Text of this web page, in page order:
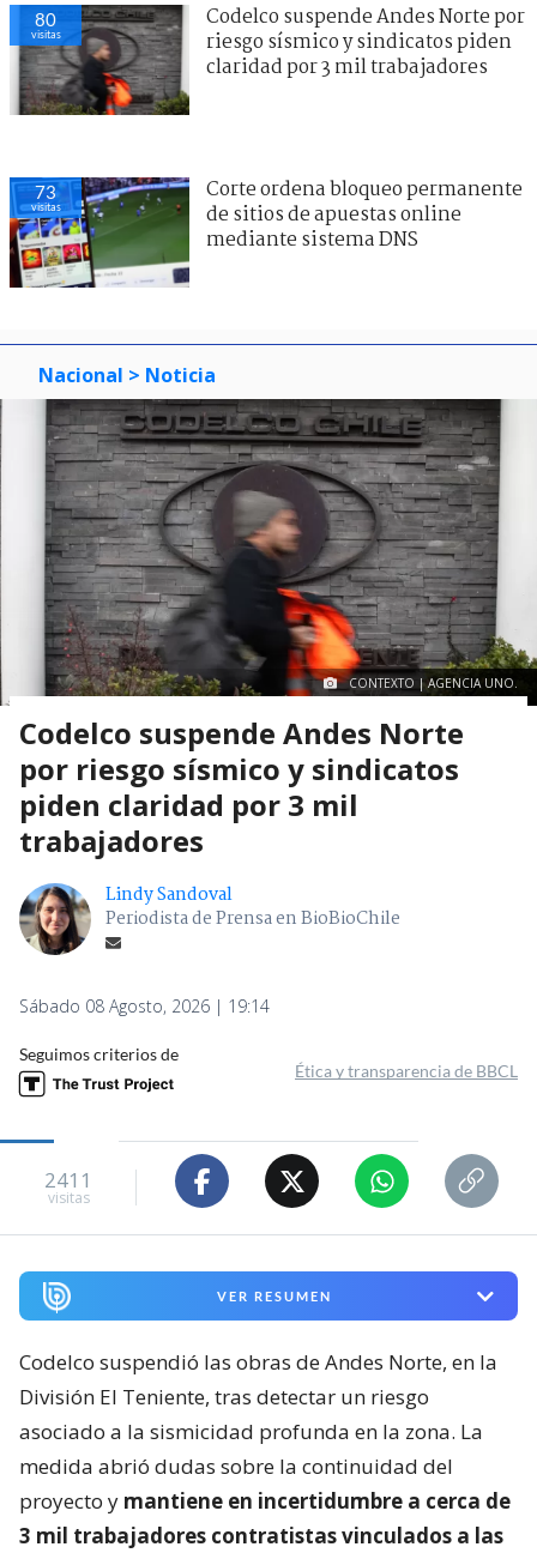
80
visitas
Codelco suspende Andes Norte por
riesgo sísmico y sindicatos piden
claridad por 3 mil trabajadores
73
visitas
Corte ordena bloqueo permanente
de sitios de apuestas online
mediante sistema DNS
Nacional > Noticia
CONTEXTO | AGENCIA UNO.
Codelco suspende Andes Norte
por riesgo sísmico y sindicatos
piden claridad por 3 mil
trabajadores
Lindy Sandoval
Periodista de Prensa en BioBioChile
Sábado 08 Agosto, 2026 | 19:14
Seguimos criterios de
Ética y transparencia de BBCL
2411
visitas
VER RESUMEN
Codelco suspendió las obras de Andes Norte, en la
División El Teniente, tras detectar un riesgo
asociado a la sismicidad profunda en la zona. La
medida abrió dudas sobre la continuidad del
proyecto y mantiene en incertidumbre a cerca de
3 mil trabajadores contratistas vinculados a las